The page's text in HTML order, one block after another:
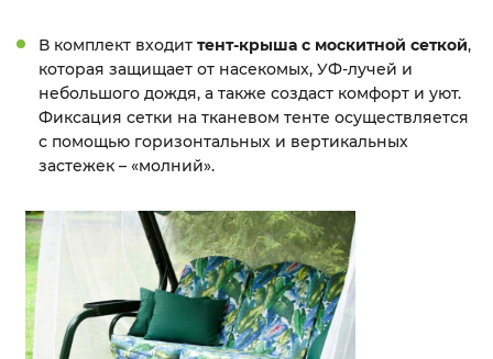
В комплект входит тент-крыша с москитной сеткой,
которая защищает от насекомых, УФ-лучей и
небольшого дождя, а также создаст комфорт и уют.
Фиксация сетки на тканевом тенте осуществляется
с помощью горизонтальных и вертикальных
застежек – «молний».